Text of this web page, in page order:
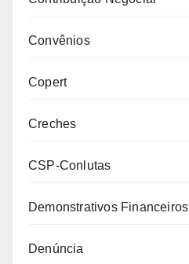
Convênios
Copert
Creches
CSP-Conlutas
Demonstrativos Financeiros
Denúncia